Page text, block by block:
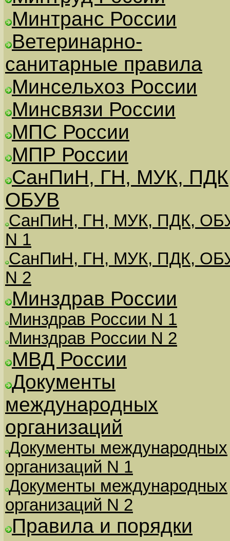
Минтранс России
Ветеринарно-
санитарные правила
Минсельхоз России
Минсвязи России
МПС России
МПР России
СанПиН, ГН, МУК,
ОБУВ
СанПиН, ГН, МУК, ПДК,
N 1
СанПиН, ГН, МУК, ПДК,
N 2
Минздрав России
Минздрав России N 1
Минздрав России N 2
МВД России
Документы
международных
организаций
Документы международных
организаций N 1
Документы международных
организаций N 2
Правила и порядки